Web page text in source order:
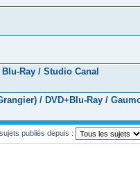
Ray / Studio Canal
/ DVD+Blu-Ray /
publiés depuis :